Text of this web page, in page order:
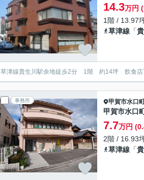
14.3万円
1階 / 13.97
草津線 「貴
草津線貴生川駅余地徒歩2分 1階 約14坪 飲食店
事務所 甲賀市水口
甲賀市水口
7.7万円
2階 / 16.93
草津線 「貴